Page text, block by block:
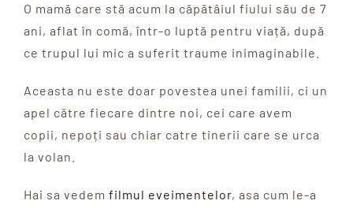
O mamă care stă acum la căpătâiul fiului său de 7
ani, aflat în comă, într-o luptă pentru viață, după
ce trupul lui mic a suferit traume inimaginabile.
Aceasta nu este doar povestea unei familii, ci un
apel către fiecare dintre noi, cei care avem
copii, nepoți sau chiar catre tinerii care se urca
la volan.
Hai sa vedem filmul eveimentelor, asa cum le-a